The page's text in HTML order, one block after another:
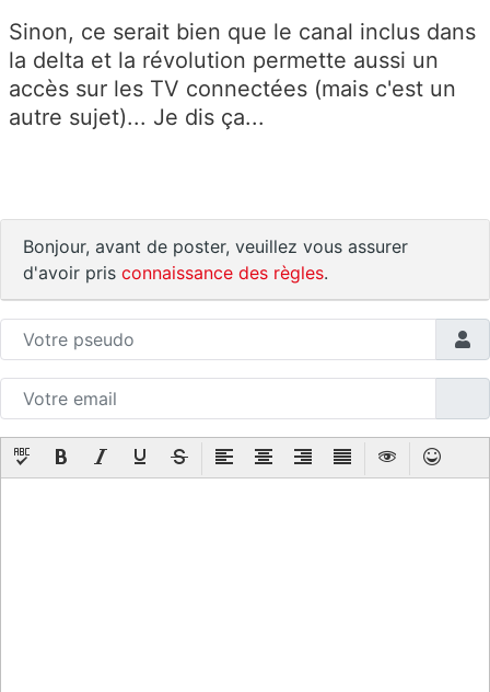
Sinon, ce serait bien que le canal inclus dans
la delta et la révolution permette aussi un
accès sur les TV connectées (mais c'est un
autre sujet)... Je dis ça...
Bonjour, avant de poster, veuillez vous assurer
d'avoir pris connaissance des règles.